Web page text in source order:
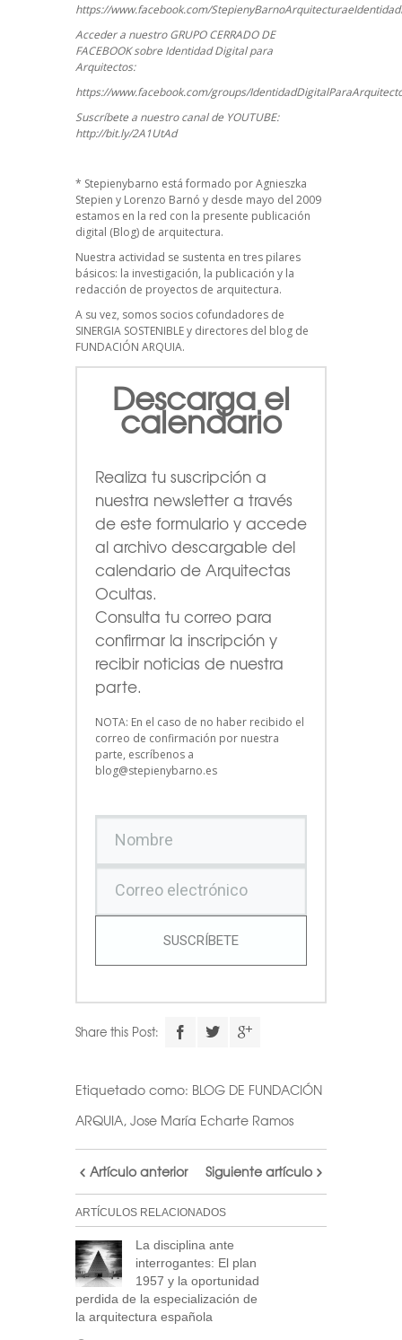
https://www.facebook.com/
Acceder a nuestro GRUPO CERRADO DE
FACEBOOK sobre Identidad Digital para
Arquitectos:
https://www.facebook.com/groups/
Suscríbete a nuestro canal de YOUTUBE:
http://bit.ly/2A1UtAd
* Stepienybarno está formado por Agnieszka
Stepien y Lorenzo Barnó y desde mayo del 2009
estamos en la red con la presente publicación
digital (Blog) de arquitectura.
Nuestra actividad se sustenta en tres pilares
básicos: la investigación, la publicación y la
redacción de proyectos de arquitectura.
A su vez, somos socios cofundadores de
SINERGIA SOSTENIBLEy directores del blog de
FUNDACIÓN ARQUIA.
Descarga el
calendario
Realiza tu suscripción a
nuestra newsletter a través
de este formulario y accede
al archivo descargable del
calendario de Arquitectas
Ocultas.
Consulta tu correo para
confirmar la inscripción y
recibir noticias de nuestra
parte.
NOTA: En el caso de no haber recibido el
correo de confirmación por nuestra
parte, escríbenos a
blog@stepienybarno.es
SUSCRÍBETE
Share this Post:
Etiquetado como: BLOG DE FUNDACIÓN
ARQUIA, Jose María Echarte Ramos
Artículo anterior Siguiente artículo
ARTÍCULOS RELACIONADOS
La disciplina ante
interrogantes: El plan
1957 y la oportunidad
perdida de la especialización de
la arquitectura española